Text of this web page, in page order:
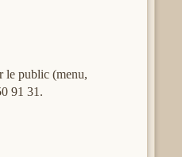
le public (menu,
91 31.